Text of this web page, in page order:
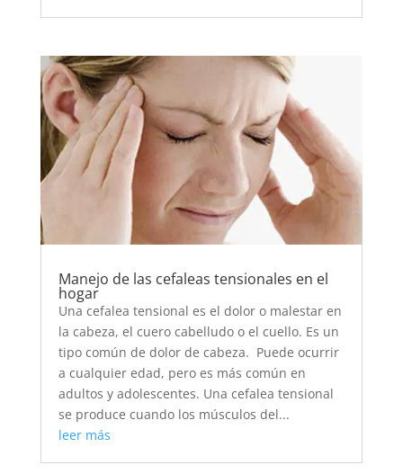
Manejo de las cefaleas tensionales en el
hogar
Una cefalea tensional es el dolor o malestar en
la cabeza, el cuero cabelludo o el cuello. Es un
tipo común de dolor de cabeza. Puede ocurrir
a cualquier edad, pero es más común en
adultos y adolescentes. Una cefalea tensional
se produce cuando los músculos del...
leer más